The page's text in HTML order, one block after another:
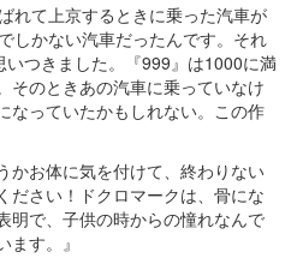
れて上京するときに乗った汽車が
しかない汽車だったんです。それ
つきました。『999』は1000に満
そのときあの汽車に乗っていなけ
なっていたかもしれない。この作
かお体に気を付けて、終わりない
ださい！ドクロマークは、骨にな
明で、子供の時からの憧れなんで
す。』